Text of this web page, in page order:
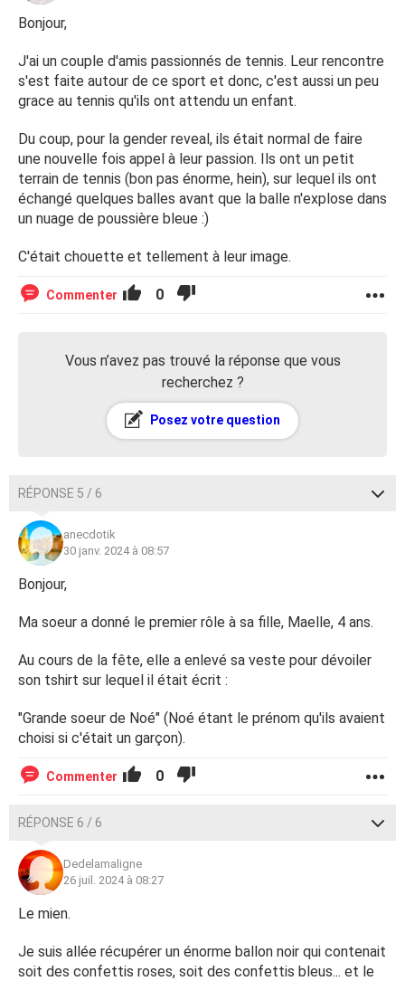
Bonjour,
J'ai un couple d'amis passionnés de tennis. Leur rencontre
s'est faite autour de ce sport et donc, c'est aussi un peu
grace au tennis qu'ils ont attendu un enfant.
Du coup, pour la gender reveal, ils était normal de faire
une nouvelle fois appel à leur passion. Ils ont un petit
terrain de tennis (bon pas énorme, hein), sur lequel ils ont
échangé quelques balles avant que la balle n'explose dans
un nuage de poussière bleue :)
C'était chouette et tellement à leur image.
Commenter 0
Vous n’avez pas trouvé la réponse que vous
recherchez ?
Posez votre question
RÉPONSE 5 / 6
anecdotik
30 janv. 2024 à 08:57
Bonjour,
Ma soeur a donné le premier rôle à sa fille, Maelle, 4 ans.
Au cours de la fête, elle a enlevé sa veste pour dévoiler
son tshirt sur lequel il était écrit :
"Grande soeur de Noé" (Noé étant le prénom qu'ils avaient
choisi si c'était un garçon).
Commenter 0
RÉPONSE 6 / 6
Dedelamaligne
26 juil. 2024 à 08:27
Le mien.
Je suis allée récupérer un énorme ballon noir qui contenait
soit des confettis roses, soit des confettis bleus... et le